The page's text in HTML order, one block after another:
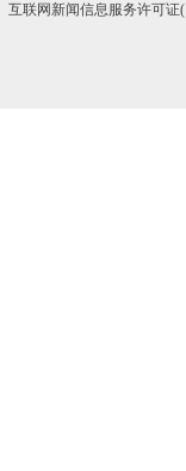
互联网新闻信息服务许可证